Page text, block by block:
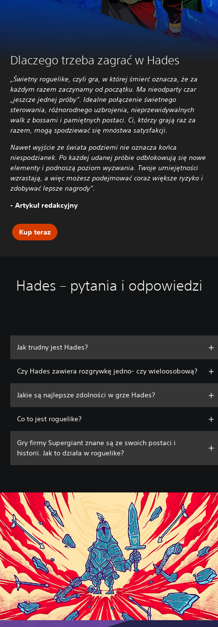
Dlaczego trzeba zagrać w Hades
„Świetny roguelike, czyli gra, w której śmierć oznacza, że za
każdym razem zaczynamy od początku. Ma nieodparty czar
„jeszcze jednej próby”. Idealne połączenie świetnego
sterowania, różnorodnego uzbrojenia, nieprzewidywalnych
walk z bossami i pamiętnych postaci. Ci, którzy grają raz za
razem, mogą spodziewać się mnóstwa satysfakcji.
Nawet wyjście ze świata podziemi nie oznacza końca
niespodzianek. Po każdej udanej próbie odblokowują się nowe
elementy i podnoszą poziom wyzwania. Twoje umiejętności
wzrastają, a więc możesz podejmować coraz większe ryzyko i
zdobywać lepsze nagrody”.
- Artykuł redakcyjny
Kup teraz
Hades – pytania i odpowiedzi
Jak trudny jest Hades?
Czy Hades zawiera rozgrywkę jedno- czy wieloosobową?
Jakie są najlepsze zdolności w grze Hades?
Co to jest roguelike?
Gry firmy Supergiant znane są ze swoich postaci i
historii. Jak to działa w roguelike?